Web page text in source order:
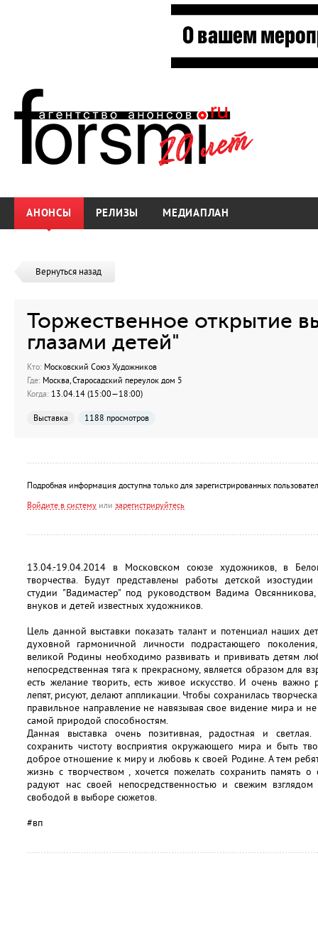
АНОНСЫ РЕЛИЗЫ МЕДИАПЛАН
Вернуться назад
Торжественное открытие
глазами детей"
Кто: Московский Союз Художников
Где: Москва, Старосадский переулок дом 5
Когда: 13.04.14 (15:00—18:00)
Выставка 1188 просмотров
Подробная информация доступна только для зарегистрированных
Войдите в систему или зарегистрируйтесь
13.04.-19.04.2014 в Московском союзе художников, в
творчества. Будут представлены работы детской
студии "Вадимастер" под руководством Вадима
внуков и детей известных художников.
Цель данной выставки показать талант и потенциал наших
духовной гармоничной личности подрастающего
великой Родины необходимо развивать и прививать детям
непосредственная тяга к прекрасному, является образом для
есть желание творить, есть живое искусство. И очень важно
лепят, рисуют, делают аппликации. Чтобы сохранилась
правильное направление не навязывая свое видение мира и
самой природой способностям.
Данная выставка очень позитивная, радостная и
сохранить чистоту восприятия окружающего мира и быть
доброе отношение к миру и любовь к своей Родине. А тем
жизнь с творчеством , хочется пожелать сохранить память о
радуют нас своей непосредственностью и свежим
свободой в выборе сюжетов.
#вп